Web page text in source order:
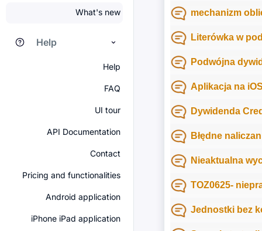
What's new
Help
Help
FAQ
UI tour
API Documentation
Contact
Pricing and functionalities
Android application
iPhone iPad application
mechanizm
Literówka w
Podwójna
Aplikacja na
Dywidenda
Błędne
Nieaktualna
TOZ0625-
Jednostki bez